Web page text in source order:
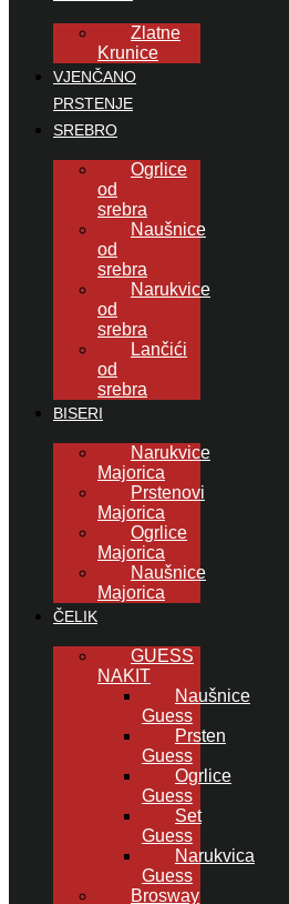
Zlatne
Krunice
VJENČANO
PRSTENJE
SREBRO
Ogrlice
od
srebra
Naušnice
od
srebra
Narukvice
od
srebra
Lančići
od
srebra
BISERI
Narukvice
Majorica
Prstenovi
Majorica
Ogrlice
Majorica
Naušnice
Majorica
ČELIK
GUESS
NAKIT
Naušnice
Guess
Prsten
Guess
Ogrlice
Guess
Set
Guess
Narukvica
Guess
Brosway